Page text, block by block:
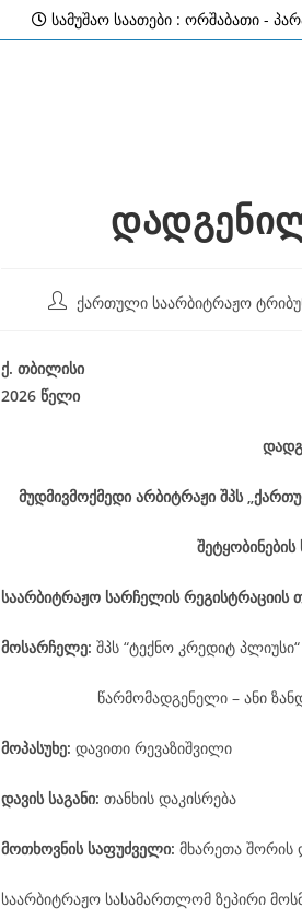
სამუშაო საათები : ორშაბათი -
Post ქართული საარბიტრაჟო
ქ. თბილისი 05
2026 წელი
მუდმივმოქმედი არბიტრაჟი შპს
საარბიტრაჟო სარჩელის რეგისტრაციის
მოსარჩელე: შპს “ტექნო კრედიტ
წარმომადგენელი – ანი
მოპასუხე: დავითი რევაზიშვილი
დავის საგანი: თანხის დაკისრება
მოთხოვნის საფუძველი: მხარეთა შორის
საარბიტრაჟო სასამართლომ ზეპირი